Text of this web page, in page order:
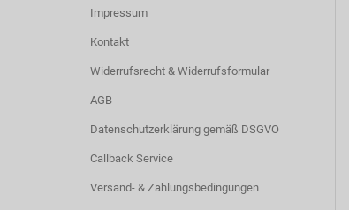
Impressum
Kontakt
Widerrufsrecht & Widerrufsformular
AGB
Datenschutzerklärung gemäß DSGVO
Callback Service
Versand- & Zahlungsbedingungen